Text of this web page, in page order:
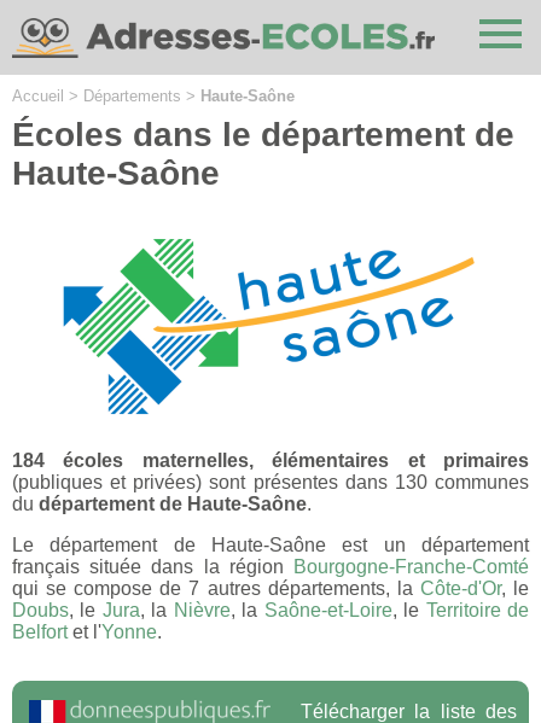
Accueil > Départements > Haute-Saône
Écoles dans le département de
Haute-Saône
184 écoles maternelles, élémentaires et primaires
(publiques et privées) sont présentes dans 130 communes
du département de Haute-Saône.
Le département de Haute-Saône est un département
français située dans la région
Bourgogne-Franche-Comté
qui se compose de 7 autres départements, la Côte-d'Or, le
Doubs, le Jura, la Nièvre, la Saône-et-Loire, le Territoire de
Belfortet l'Yonne.
Télécharger la liste des